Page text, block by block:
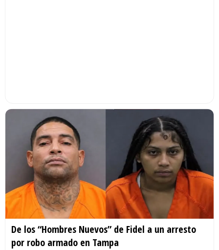
De los “Hombres Nuevos” de Fidel a un arresto
por robo armado en Tampa